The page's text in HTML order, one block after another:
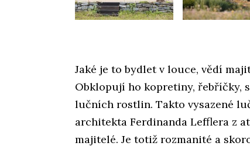
Jaké je to bydlet v louce, vědí
Obklopují ho kopretiny, řebříčky,
lučních rostlin. Takto vysazené
architekta Ferdinanda Lefflera z
majitelé. Je totiž rozmanité a